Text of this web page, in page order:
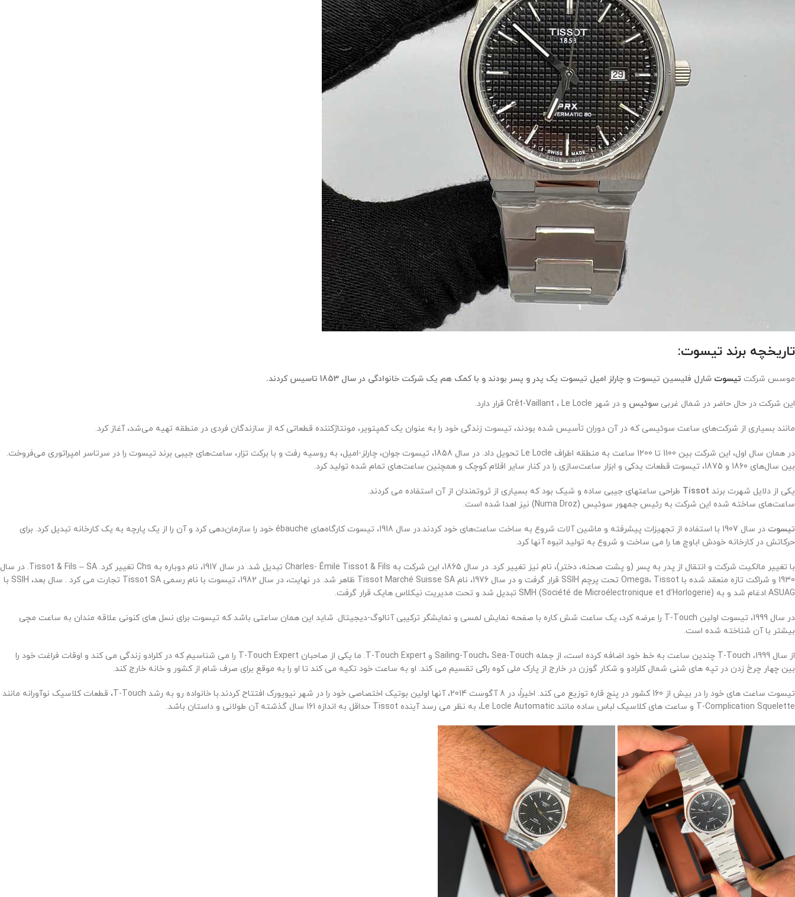
تاریخچه برند تیسوت:
موسس شرکت تیسوت شارل فلیسین تیسوت و چارلز امیل تیسوت یک پدر و پسر بودند و با کمک هم یک شرکت خانوادگی در سال 1853 تاسیس کردند.
این شرکت در حال حاضر در شمال غربی سوئیس و در شهر Crêt-Vaillant ، Le Locle قرار دارد.
مانند بسیاری از شرکت‌های ساعت سوئیسی که در آن دوران تأسیس شده بودند، تیسوت زندگی خود را به عنوان یک کمپتویر، مونتاژکننده قطعاتی که از سازندگان فردی در منطقه تهیه می‌شد، آغاز کرد.
در همان سال اول، این شرکت بین 1100 تا 1200 ساعت به منطقه اطراف Le Locle تحویل داد. در سال 1858، تیسوت جوان، چارلز-امیل، به روسیه رفت و با برکت تزار، ساعت‌های جیبی برند تیسوت را در سرتاسر امپراتوری می‌فروخت.
بین سال‌های 1860 و 1875، تیسوت قطعات یدکی و ابزار ساعت‌سازی را در کنار سایر اقلام کوچک و همچنین ساعت‌های تمام شده تولید کرد.
یکی از دلایل شهرت برند Tissot طراحی ساعتهای جیبی ساده و شیک بود که بسیاری از ثروتمندان از آن استفاده می کردند.
ساعت‌های ساخته شده این شرکت به رئیس جمهور سوئیس (Numa Droz) نیز اهدا شده است.
تیسوت در سال 1907 با استفاده از تجهیزات پیشرفته و ماشین آلات شروع به ساخت ساعت‌های خود کردند.
در سال 1918، تیسوت کارگاه‌های ébauche خود را سازمان‌دهی کرد و آن را از یک پارچه به یک کارخانه تبدیل کرد. برای
حرکاتش در کارخانه خودش اباوچ ها را می ساخت و شروع به تولید انبوه آنها کرد.
با تغییر مالکیت شرکت و انتقال از پدر به پسر (و پشت صحنه، دختر)، نام نیز تغییر کرد. در سال 1865، این شرکت به Charles- Émile Tissot & Fils تبدیل شد. در سال 1917، نام دوباره به Chs تغییر کرد. Tissot & Fils – SA. در سال
1930 و شراکت تازه منعقد شده با Omega، Tissot تحت پرچم SSIH قرار گرفت و در سال 1976، نام Tissot Marché Suisse SA ظاهر شد. در نهایت، در سال 1982، تیسوت با نام رسمی Tissot SA تجارت می کرد .
سال بعد، SSIH با
ASUAG ادغام شد و به SMH (Société de Microélectronique et d’Horlogerie) تبدیل شد و تحت مدیریت نیکلاس هایک قرار گرفت.
در سال 1999، تیسوت اولین T-Touch را عرضه کرد، یک ساعت شش کاره با صفحه نمایش لمسی و نمایشگر ترکیبی آنالوگ-دیجیتال. شاید این همان ساعتی باشد که تیسوت برای نسل های کنونی علاقه مندان به ساعت مچی
بیشتر با آن شناخته شده است.
از سال 1999، T-Touch چندین ساعت به خط خود اضافه کرده است، از جمله Sailing-Touch، Sea-Touch و T-Touch Expert. ما یکی از صاحبان T-Touch Expert را می شناسیم که در کلرادو زندگی می کند و اوقات فراغت خود را
بین چهار چرخ زدن در تپه های شنی شمال کلرادو و شکار گوزن در خارج از پارک ملی کوه راکی ​​تقسیم می کند. او به ساعت خود تکیه می کند تا او را به موقع برای صرف شام از کشور و خانه خارج کند.
تیسوت ساعت های خود را در بیش از 160 کشور در پنج قاره توزیع می کند. اخیراً، در 8 آگوست 2014، آنها اولین بوتیک اختصاصی خود را در شهر نیویورک افتتاح کردند.
با خانواده رو به رشد T-Touch، قطعات کلاسیک نوآورانه مانند
T-Complication Squelette و ساعت های کلاسیک لباس ساده مانند Le Locle Automatic، به نظر می رسد آینده Tissot حداقل به اندازه 161 سال گذشته آن طولانی و داستان باشد
.